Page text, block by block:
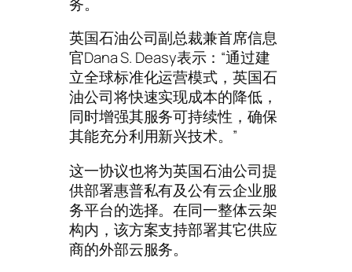
英国石油公司副总裁兼首席信息
官Dana S. Deasy表示：“通过建
立全球标准化运营模式，英国石
油公司将快速实现成本的降低，
同时增强其服务可持续性，确保
其能充分利用新兴技术。”
这一协议也将为英国石油公司提
供部署惠普私有及公有云企业服
务平台的选择。在同一整体云架
构内，该方案支持部署其它供应
商的外部云服务。